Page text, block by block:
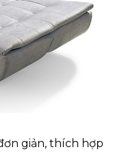
giản, thích hợp